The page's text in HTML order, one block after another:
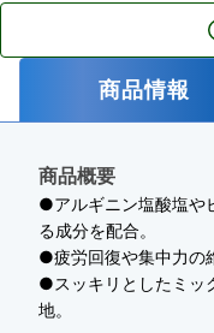
商品情報
商品概要
●アルギニン塩酸塩や
る成分を配合。
●疲労回復や集中力の
●スッキリとしたミッ
地。